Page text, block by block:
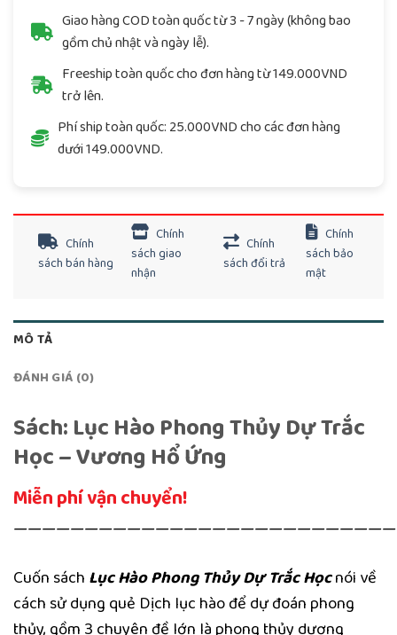
Giao hàng COD toàn quốc từ 3 - 7 ngày (không bao
gồm chủ nhật và ngày lễ).
Freeship toàn quốc cho đơn hàng từ 149.000VND
trở lên.
Phí ship toàn quốc: 25.000VND cho các đơn hàng
dưới 149.000VND.
Chính
sách bán hàng
Chính
sách giao
nhận
Chính
sách đổi trả
Chính
sách bảo
mật
MÔ TẢ
ĐÁNH GIÁ (0)
Sách: Lục Hào Phong Thủy Dự Trắc
Học – Vương Hổ Ứng
Miễn phí vận chuyển!
Cuốn sách Lục Hào Phong Thủy Dự Trắc Họcnói về
cách sử dụng quẻ Dịch lục hào để dự đoán phong
thủy, gồm 3 chuyên đề lớn là phong thủy dương